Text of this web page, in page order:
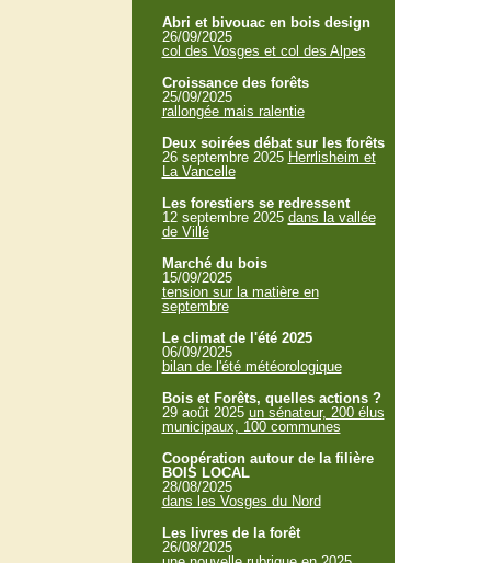
Abri et bivouac en bois design
26/09/2025
col des Vosges et col des Alpes
Croissance des forêts
25/09/2025
rallongée mais ralentie
Deux soirées débat sur les forêts
26 septembre 2025 Herrlisheim et
La Vancelle
Les forestiers se redressent
12 septembre 2025 dans la vallée
de Villé
Marché du bois
15/09/2025
tension sur la matière en
septembre
Le climat de l'été 2025
06/09/2025
bilan de l'été météorologique
Bois et Forêts, quelles actions ?
29 août 2025 un sénateur, 200 élus
municipaux, 100 communes
Coopération autour de la filière
BOIS LOCAL
28/08/2025
dans les Vosges du Nord
Les livres de la forêt
26/08/2025